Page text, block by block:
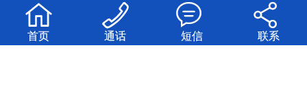

首页

通话

短信

联系